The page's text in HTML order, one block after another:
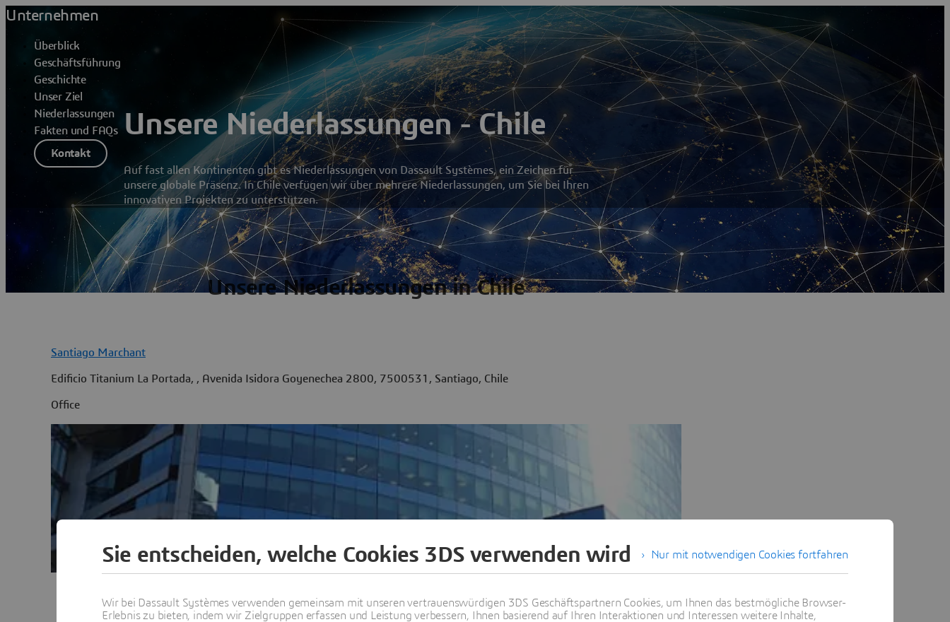
Unternehmen
Überblick
Geschäftsführung
Geschichte
Unser Ziel
Niederlassungen
Fakten und FAQs
Kontakt
Unsere Niederlassungen - Chile
Auf fast allen Kontinenten gibt es Niederlassungen von Dassault Systèmes, ein Zeichen für
unsere globale Präsenz. In Chile verfügen wir über mehrere Niederlassungen, um Sie bei Ihren
innovativen Projekten zu unterstützen.
Unsere Niederlassungen in Chile
Santiago Marchant
Edificio Titanium La Portada, , Avenida Isidora Goyenechea 2800, 7500531, Santiago, Chile
Office
Alle Niederlassungen weltweit anzeigen
Nur mit notwendigen Cookies fortfahren
Sie entscheiden, welche Cookies 3DS verwenden wird
Wir bei Dassault Systèmes verwenden gemeinsam mit unseren vertrauenswürdigen 3DS Geschäftspartnern Cookies, um Ihnen das bestmögliche Browser-
Erlebnis zu bieten, indem wir Zielgruppen erfassen und Leistung verbessern, Ihnen basierend auf Ihren Interaktionen und Interessen weitere Inhalte,